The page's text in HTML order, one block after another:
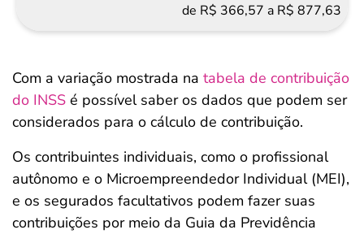
de R$ 366,57 a R$ 877,63
Com a variação mostrada na tabela de contribuição
do INSS é possível saber os dados que podem ser
considerados para o cálculo de contribuição.
Os contribuintes individuais, como o profissional
autônomo e o Microempreendedor Individual (MEI),
e os segurados facultativos podem fazer suas
contribuições por meio da Guia da Previdência